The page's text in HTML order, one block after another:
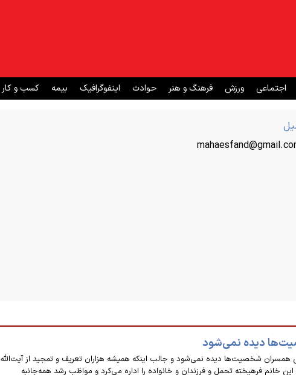
اجتماعی ورزش فرهنگ و هنر حوادث اینفوگرافیک بیمه کسب و کار
دیده نمی‌شود
شخصیت‌ها دیده نمی‌شود و جالب اینکه همیشه هزاران تعریف و تمجید از آیت‌الله
خانم فرهیخته تحمل و فرزندان و خانواده را اداره می‌کرد و مواظب رشد همه‌جانبه